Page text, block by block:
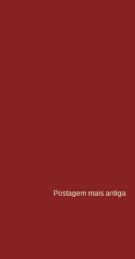
Postagem mais antiga